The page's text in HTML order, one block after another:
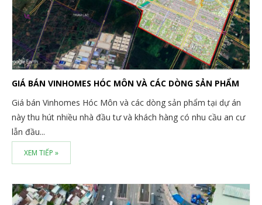
GIÁ BÁN VINHOMES HÓC MÔN VÀ CÁC DÒNG SẢN PHẨM
Giá bán Vinhomes Hóc Môn và các dòng sản phẩm tại dự án
này thu hút nhiều nhà đầu tư và khách hàng có nhu cầu an cư
lẫn đầu...
XEM TIẾP »